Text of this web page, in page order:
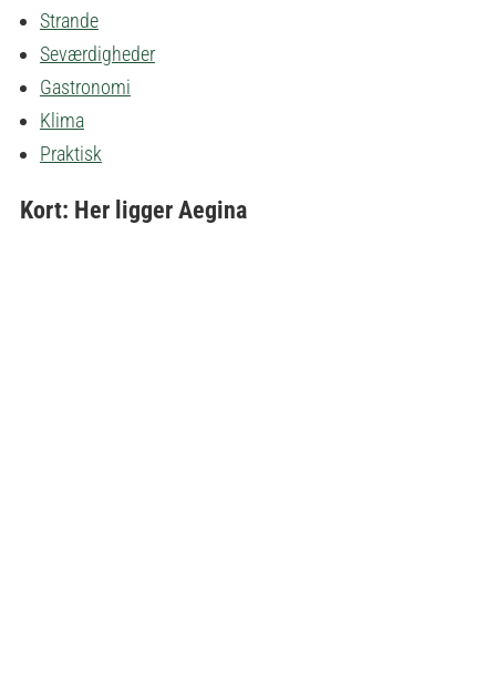
Strande
Seværdigheder
Gastronomi
Klima
Praktisk
Kort: Her ligger Aegina